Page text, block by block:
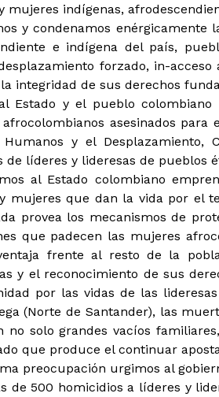
mujeres indígenas,
y condenamos
e indígena del país,
forzado, in-
integridad de sus derechos
Estado y el pueblo
asesinados
Humanos y el
de líderes y lideresas de pueblos
al Estado colombiano
mujeres que dan la vida por el
provea los mecanismos de
que padecen las mujeres
frente al resto de la
y el reconocimiento de sus
por las vidas de las
(Norte de Santander), las
no solo grandes vacíos
que produce el continuar
preocupación urgimos al
de 500 homicidios a líderes y